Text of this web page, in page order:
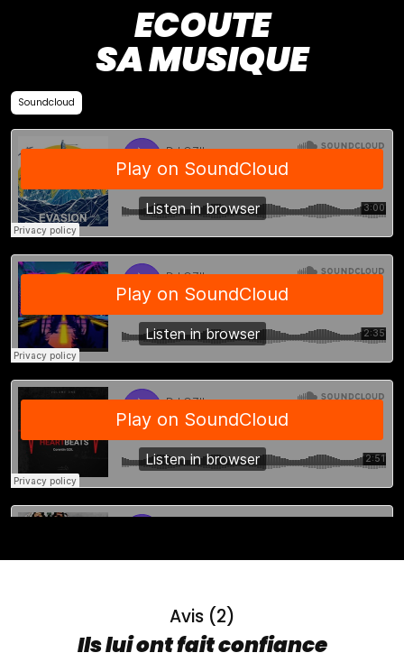
ECOUTE
SA MUSIQUE
Soundcloud
Avis (2)
Ils lui ont fait confiance